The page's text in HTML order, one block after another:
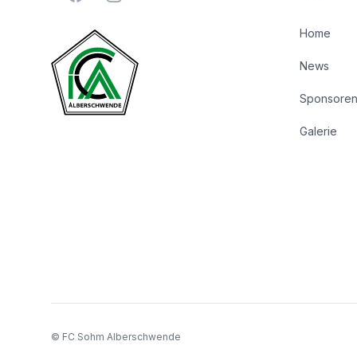
Home
News
Sponsoren
Galerie
© FC Sohm Alberschwende